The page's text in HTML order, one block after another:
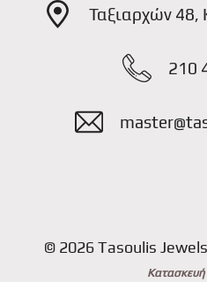
Ταξιαρχών 48,
210
© 2026 Tasoulis
Κατασκευή